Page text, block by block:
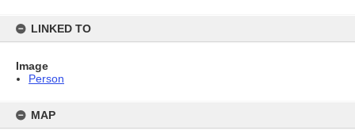
LINKED TO
Image
Person
MAP